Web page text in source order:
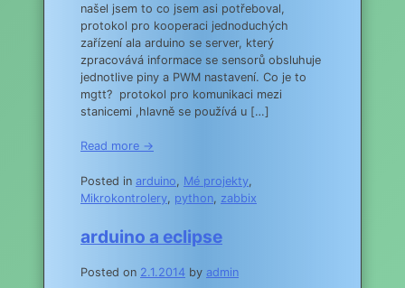
našel jsem to co jsem asi potřeboval,
protokol pro kooperaci jednoduchých
zařízení ala arduino se server, který
zpracovává informace se sensorů obsluhuje
jednotlive piny a PWM nastavení. Co je to
mgtt? protokol pro komunikaci mezi
stanicemi ,hlavně se používá u […]
Read more →
Posted in arduino, Mé projekty,
Mikrokontrolery, python, zabbix
arduino a eclipse
Posted on 2.1.2014 by admin